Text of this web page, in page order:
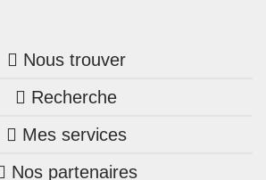
Nous trouver
Trouver une agence
Bretagne
Recherche
Nos annonces
Maison + terrain
Mes services
Mon compte Trecobois
Nos partenaires